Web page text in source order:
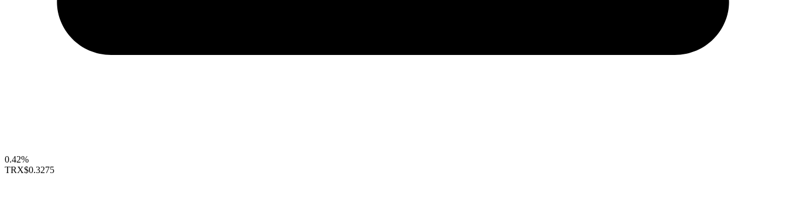
0.42%
TRX$0.3275